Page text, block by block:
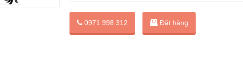
0971 998 312 Đặt hàng